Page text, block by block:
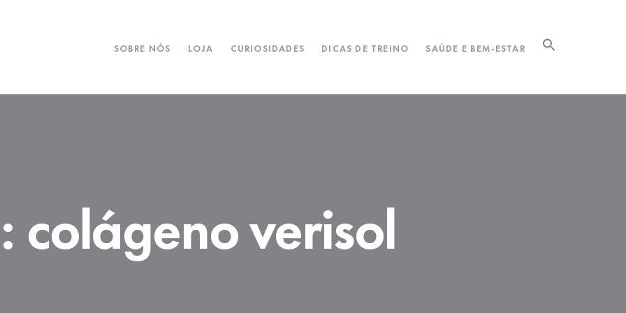
SOBRE NÓS LOJA CURIOSIDADES DICAS DE TREINO SAÚDE E BEM-ESTAR
colágeno verisol